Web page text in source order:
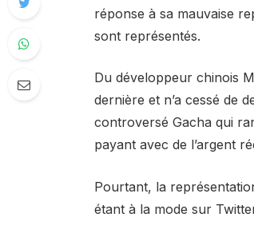
réponse à sa mauvaise
sont représentés.
Du développeur chinois
dernière et n’a cessé de
controversé Gacha qui
payant avec de l’argent
Pourtant, la
étant à la mode sur